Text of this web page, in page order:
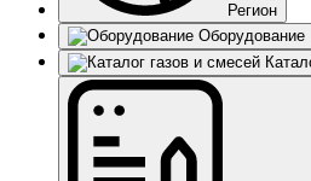
Регион
Оборудование